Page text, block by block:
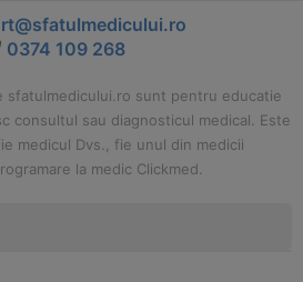
0374 109 268
sfatulmedicului.ro sunt pentru educatie
consultul sau diagnosticul medical. Este
medicul Dvs., fie unul din medicii
la medic Clickmed.